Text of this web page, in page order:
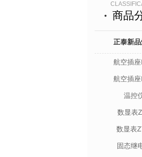
商品
正泰新
航空插
航空插
温控
数显表
数显表
固态继